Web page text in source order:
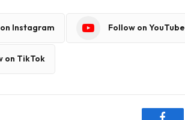
Instagram Follow on YouTube
on TikTok